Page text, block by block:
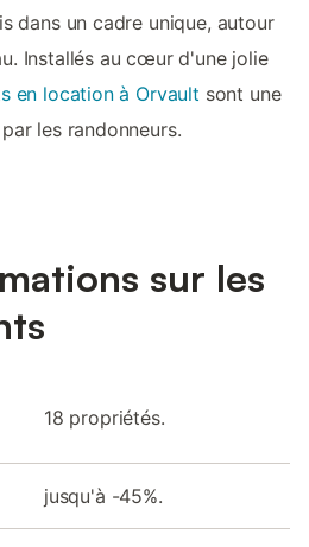
dans un cadre unique, autour
Installés au cœur d'une jolie
en location à Orvault sont une
les randonneurs.
sur les
18 propriétés.
jusqu'à -45%.